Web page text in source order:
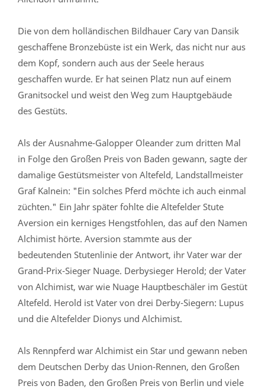
Die von dem holländischen Bildhauer Cary van Dansik
geschaffene Bronzebüste ist ein Werk, das nicht nur aus
dem Kopf, sondern auch aus der Seele heraus
geschaffen wurde. Er hat seinen Platz nun auf einem
Granitsockel und weist den Weg zum Hauptgebäude
des Gestüts.
Als der Ausnahme-Galopper Oleander zum dritten Mal
in Folge den Großen Preis von Baden gewann, sagte der
damalige Gestütsmeister von Altefeld, Landstallmeister
Graf Kalnein: "Ein solches Pferd möchte ich auch einmal
züchten." Ein Jahr später fohlte die Altefelder Stute
Aversion ein kerniges Hengstfohlen, das auf den Namen
Alchimist hörte. Aversion stammte aus der
bedeutenden Stutenlinie der Antwort, ihr Vater war der
Grand-Prix-Sieger Nuage. Derbysieger Herold; der Vater
von Alchimist, war wie Nuage Hauptbeschäler im Gestüt
Altefeld. Herold ist Vater von drei Derby-Siegern: Lupus
und die Altefelder Dionys und Alchimist.
Als Rennpferd war Alchimist ein Star und gewann neben
dem Deutschen Derby das Union-Rennen, den Großen
Preis von Baden, den Großen Preis von Berlin und viele